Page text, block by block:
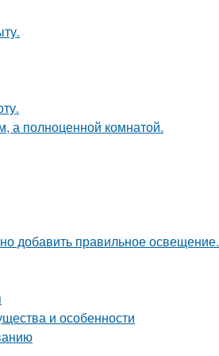
а полноценной комнатой.
добавить правильное освещение.
и особенности